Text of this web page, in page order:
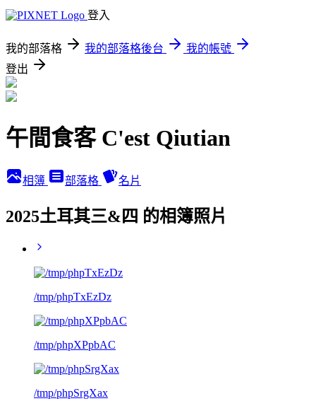
登入
我的部落格 我的部落格後台
我的帳號
登出
午間食客 C'est Qiutian
相簿 部落格 名片
2025土耳其三&四 的相簿照片
/tmp/phpTxEzDz
/tmp/phpXPpbAC
/tmp/phpSrgXax